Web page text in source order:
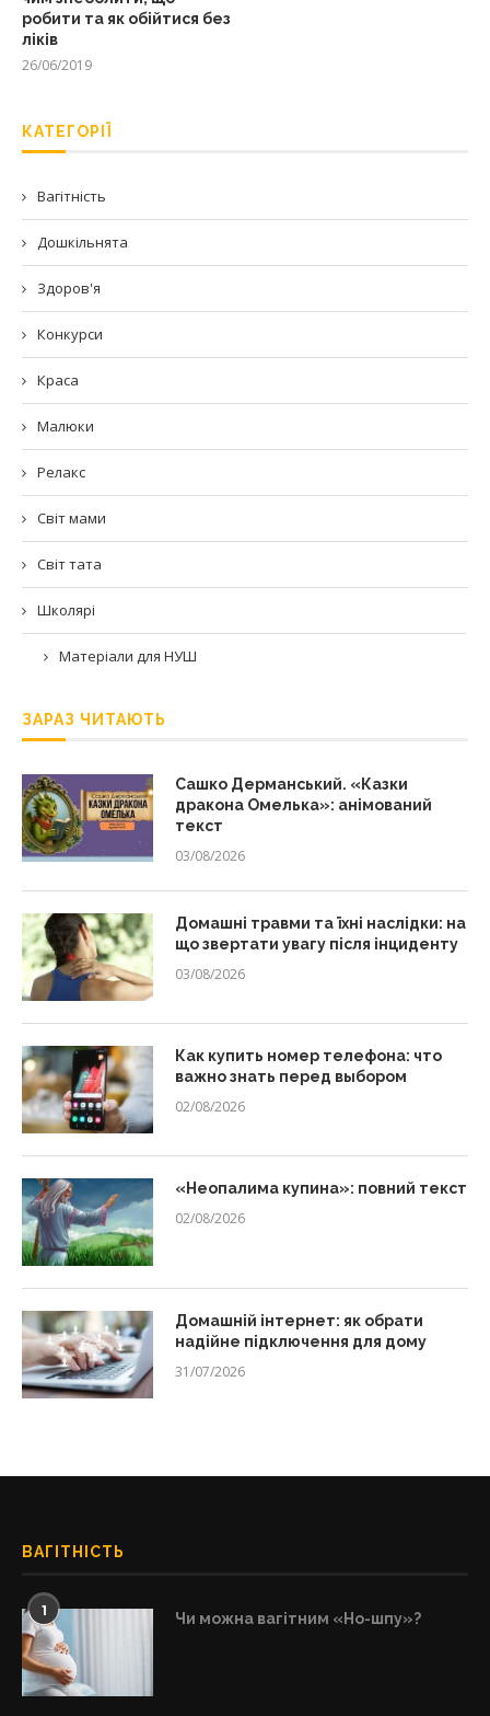
робити та як обійтися без
ліків
26/06/2019
КАТЕГОРІЇ
Вагітність
Дошкільнята
Здоров'я
Конкурси
Краса
Малюки
Релакс
Світ мами
Світ тата
Школярі
Матеріали для НУШ
ЗАРАЗ ЧИТАЮТЬ
Сашко Дерманський. «Казки
дракона Омелька»: анімований
текст
03/08/2026
Домашні травми та їхні наслідки: на
що звертати увагу після інциденту
03/08/2026
Как купить номер телефона: что
важно знать перед выбором
02/08/2026
«Неопалима купина»: повний текст
02/08/2026
Домашній інтернет: як обрати
надійне підключення для дому
31/07/2026
ВАГІТНІСТЬ
1 Чи можна вагітним «Но-шпу»?